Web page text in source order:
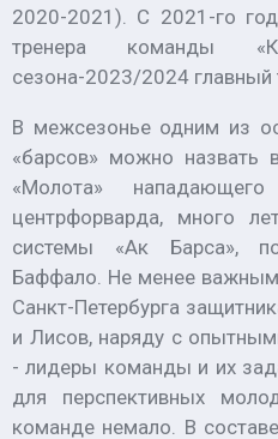
2020-2021). С 2021-го
тренера команды
сезона-2023/2024 главный
В межсезонье одним из
«барсов» можно назвать
«Молота»
центрфорварда, много
системы «Ак Барса»,
Баффало. Не менее важным
Санкт-Петербурга
и Лисов, наряду с
- лидеры команды и их
для перспективных
команде немало. В